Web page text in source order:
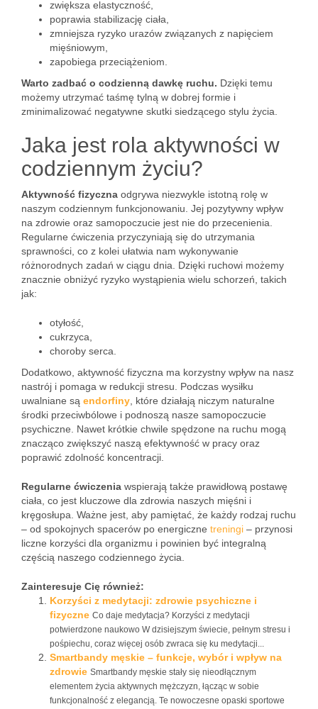
zwiększa elastyczność,
poprawia stabilizację ciała,
zmniejsza ryzyko urazów związanych z napięciem
mięśniowym,
zapobiega przeciążeniom.
Warto zadbać o codzienną dawkę ruchu. Dzięki temu
możemy utrzymać taśmę tylną w dobrej formie i
zminimalizować negatywne skutki siedzącego stylu życia.
Jaka jest rola aktywności w
codziennym życiu?
Aktywność fizyczna odgrywa niezwykle istotną rolę w
naszym codziennym funkcjonowaniu. Jej pozytywny wpływ
na zdrowie oraz samopoczucie jest nie do przecenienia.
Regularne ćwiczenia przyczyniają się do utrzymania
sprawności, co z kolei ułatwia nam wykonywanie
różnorodnych zadań w ciągu dnia. Dzięki ruchowi możemy
znacznie obniżyć ryzyko wystąpienia wielu schorzeń, takich
jak:
otyłość,
cukrzyca,
choroby serca.
Dodatkowo, aktywność fizyczna ma korzystny wpływ na nasz
nastrój i pomaga w redukcji stresu. Podczas wysiłku
uwalniane są endorfiny , które działają niczym naturalne
środki przeciwbólowe i podnoszą nasze samopoczucie
psychiczne. Nawet krótkie chwile spędzone na ruchu mogą
znacząco zwiększyć naszą efektywność w pracy oraz
poprawić zdolność koncentracji.
Regularne ćwiczenia wspierają także prawidłową postawę
ciała, co jest kluczowe dla zdrowia naszych mięśni i
kręgosłupa. Ważne jest, aby pamiętać, że każdy rodzaj ruchu
– od spokojnych spacerów po energiczne treningi – przynosi
liczne korzyści dla organizmu i powinien być integralną
częścią naszego codziennego życia.
Zainteresuje Cię również:
Korzyści z medytacji: zdrowie psychiczne i
fizyczne Co daje medytacja? Korzyści z medytacji
potwierdzone naukowo W dzisiejszym świecie, pełnym stresu i
pośpiechu, coraz więcej osób zwraca się ku medytacji...
Smartbandy męskie – funkcje, wybór i wpływ na
zdrowie Smartbandy męskie stały się nieodłącznym
elementem życia aktywnych mężczyzn, łącząc w sobie
funkcjonalność z elegancją. Te nowoczesne opaski sportowe